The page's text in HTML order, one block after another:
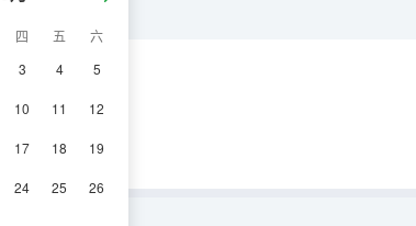
四 五
六
3 4 5
10 11 12
17 18 19
24 25 26
冰箱